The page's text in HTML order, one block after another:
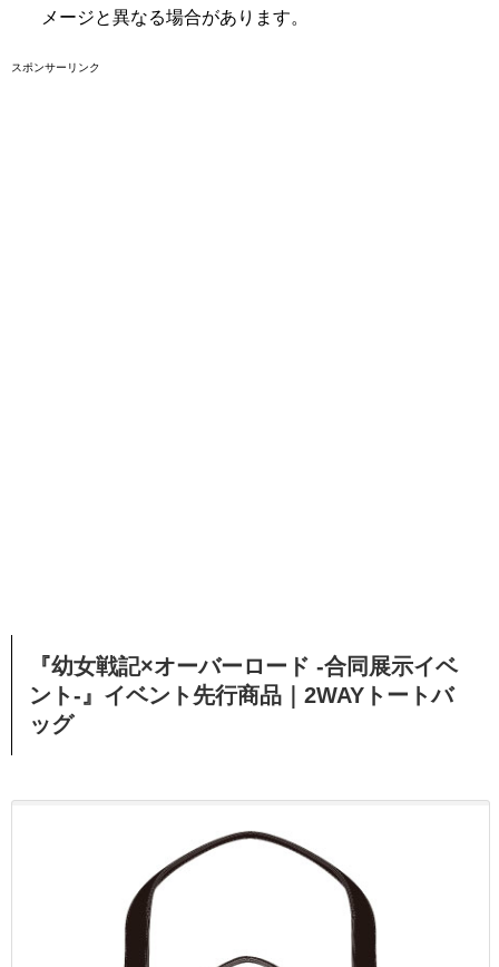
メージと異なる場合があります。
スポンサーリンク
『幼女戦記×オーバーロード -合同展示イベ
ント-』イベント先行商品｜2WAYトートバ
ッグ